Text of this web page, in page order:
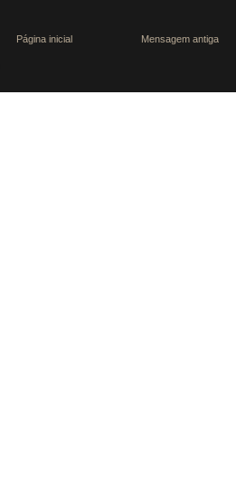
Mensagem antiga
Página inicial